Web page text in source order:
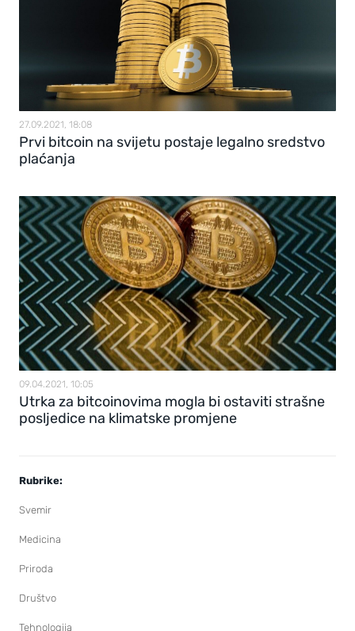
27.09.2021, 18:08
Prvi bitcoin na svijetu postaje legalno sredstvo
plaćanja
09.04.2021, 10:05
Utrka za bitcoinovima mogla bi ostaviti strašne
posljedice na klimatske promjene
Rubrike:
Svemir
Medicina
Priroda
Društvo
Tehnologija